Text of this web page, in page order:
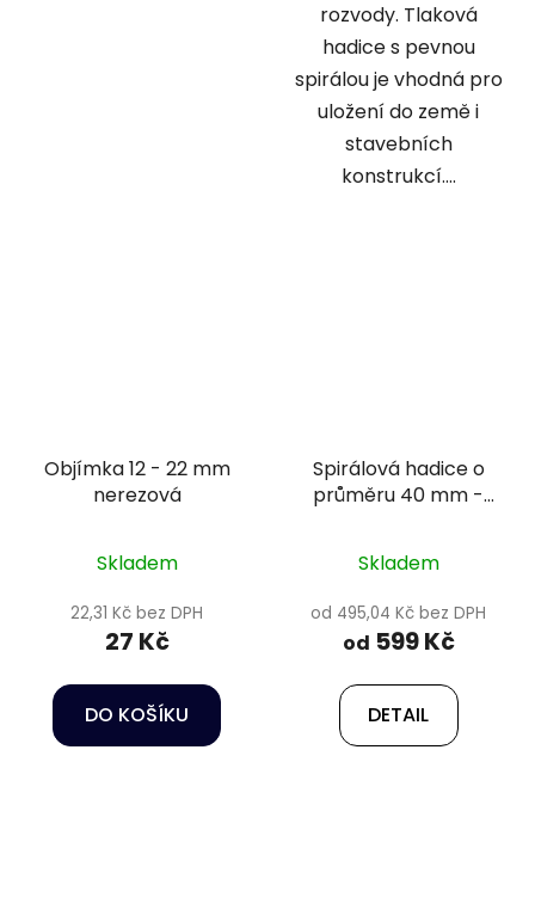
rozvody. Tlaková
hadice s pevnou
spirálou je vhodná pro
uložení do země i
stavebních
konstrukcí....
Objímka 12 - 22 mm
nerezová
Skladem
22,31 Kč bez DPH
27 Kč
DO KOŠÍKU
Spirálová hadice o
průměru 40 mm -
Skladem
od 495,04 Kč bez DPH
od 599 Kč
DETAIL